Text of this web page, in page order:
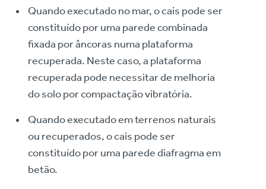
Quando executado no mar, o cais pode ser
constituído por uma parede combinada
fixada por âncoras numa plataforma
recuperada. Neste caso, a plataforma
recuperada pode necessitar de melhoria
do solo por compactação vibratória.
Quando executado em terrenos naturais
ou recuperados, o cais pode ser
constituído por uma parede diafragma em
betão.